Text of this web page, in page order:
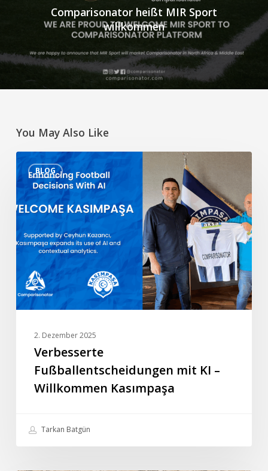
Comparisonator heißt MIR Sport
willkommen
You May Also Like
BLOG
Verbesserte
Fußballentscheidungen
mit
KI
Willkommen
Kasımpaşa
2. Dezember 2025
Verbesserte
Fußballentscheidungen mit KI –
Willkommen Kasımpaşa
Tarkan Batgün